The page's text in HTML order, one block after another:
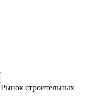
Рынок строительных